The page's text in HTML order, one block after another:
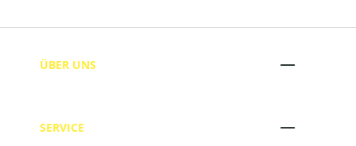
ÜBER UNS
SERVICE